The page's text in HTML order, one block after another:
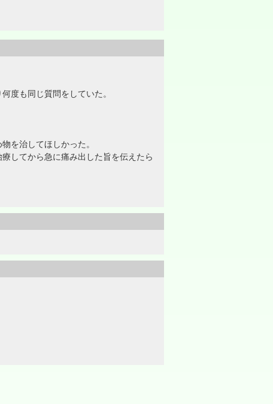
度も同じ質問をしていた。
を治してほしかった。
してから急に痛み出した旨を伝えたら